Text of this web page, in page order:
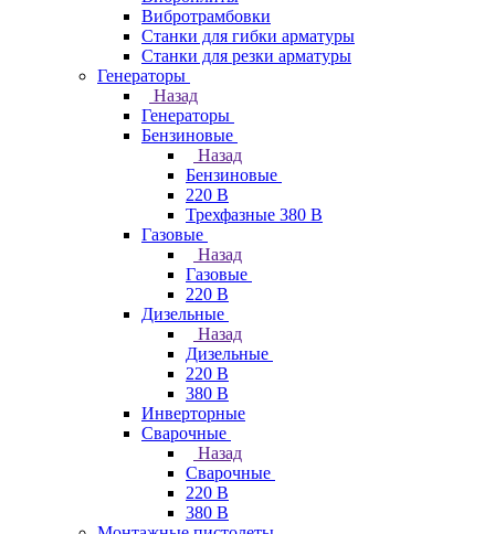
Вибротрамбовки
Станки для гибки арматуры
Станки для резки арматуры
Генераторы
Назад
Генераторы
Бензиновые
Назад
Бензиновые
220 В
Трехфазные 380 В
Газовые
Назад
Газовые
220 В
Дизельные
Назад
Дизельные
220 В
380 В
Инверторные
Сварочные
Назад
Сварочные
220 В
380 В